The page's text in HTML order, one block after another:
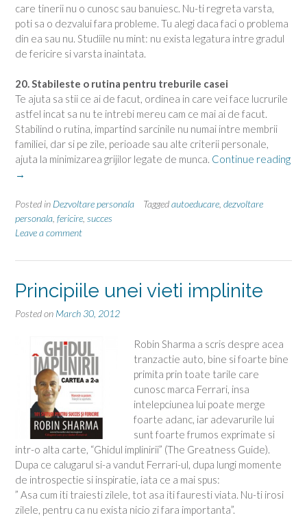
care tinerii nu o cunosc sau banuiesc. Nu-ti regreta varsta,
poti sa o dezvalui fara probleme. Tu alegi daca faci o problema
din ea sau nu. Studiile nu mint: nu exista legatura intre gradul
de fericire si varsta inaintata.
20. Stabileste o rutina pentru treburile casei
Te ajuta sa stii ce ai de facut, ordinea in care vei face lucrurile
astfel incat sa nu te intrebi mereu cam ce mai ai de facut.
Stabilind o rutina, impartind sarcinile nu numai intre membrii
familiei, dar si pe zile, perioade sau alte criterii personale,
ajuta la minimizarea grijilor legate de munca. Continue reading
“70
cai
spre
fericire”
→
Posted in Dezvoltare personala Taggedautoeducare, dezvoltare
personala, fericire, succes
Leave a comment
Principiile unei vieti implinite
Posted on March 30, 2012
Robin Sharma a scris despre acea
tranzactie auto, bine si foarte bine
primita prin toate tarile care
cunosc marca Ferrari, insa
intelepciunea lui poate merge
foarte adanc, iar adevarurile lui
sunt foarte frumos exprimate si
intr-o alta carte, “Ghidul implinirii” (The Greatness Guide).
Dupa ce calugarul si-a vandut Ferrari-ul, dupa lungi momente
de introspectie si inspiratie, iata ce a mai spus:
” Asa cum iti traiesti zilele, tot asa iti fauresti viata. Nu-ti irosi
zilele, pentru ca nu exista nicio zi fara importanta”.